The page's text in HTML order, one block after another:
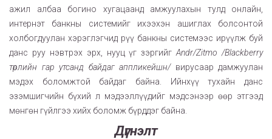
ажил албаа богино хугацаанд амжуулахын тулд онлайн,
интернэт банкны системийг ихээхэн ашиглах болсонтой
холбогдуулан хэрэглэгчид рүү банкны системээс ирүүлж буй
данс руу нэвтрэх эрх, нууц үг зэргийг Andr/Zitmo /Blackberry
төрлийн гар утсанд байдаг аппликейшн/вирусаар дамжуулан
мэдэх боломжтой байдаг байна. Ийнхүү тухайн данс
эзэмшигчийн бүхий л мэдээллүүдийг мэдсэнээр өөр этгээд
мөнгөн гүйлгээ хийх боломж бүрддэг байна.
Дүгнэлт